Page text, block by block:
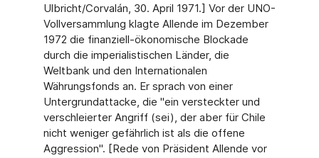
Ulbricht/Corvalán, 30. April 1971.] Vor der UNO-
Vollversammlung klagte Allende im Dezember
1972 die finanziell-ökonomische Blockade
durch die imperialistischen Länder, die
Weltbank und den Internationalen
Währungsfonds an. Er sprach von einer
Untergrundattacke, die "ein versteckter und
verschleierter Angriff (sei), der aber für Chile
nicht weniger gefährlich ist als die offene
Aggression". [Rede von Präsident Allende vor